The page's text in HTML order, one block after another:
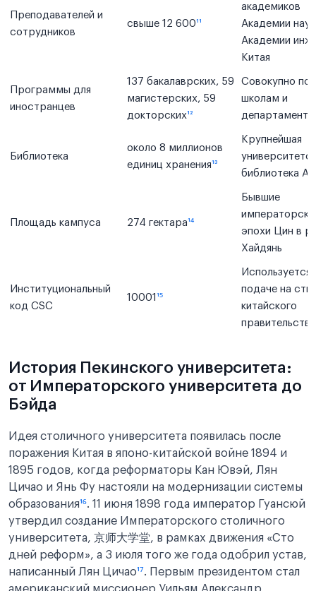
Преподавателей и
сотрудников
свыше 12 600¹¹
академиков
Академии
Академии
Китая
Программы для
иностранцев
137 бакалаврских, 59
магистерских, 59
докторских¹²
Совокупно по
школам и
Библиотека
около 8 миллионов
единиц хранения¹³
Крупнейшая
библиотека
Площадь кампуса 274 гектара¹⁴
Бывшие
эпохи Цин в
Хайдянь
Институциональный
код CSC
10001 ¹⁵
Используется
подаче на
китайского
правительства
История Пекинского университета:
от Императорского университета до
Бэйда
Идея столичного университета появилась после
поражения Китая в японо-китайской войне 1894 и
1895 годов, когда реформаторы Кан Ювэй, Лян
Цичао и Янь Фу настояли на модернизации системы
образования¹⁶. 11 июня 1898 года император Гуансюй
утвердил создание Императорского столичного
университета, 京师大学堂, в рамках движения «Сто
дней реформ», а 3 июля того же года одобрил устав,
написанный Лян Цичао¹⁷. Первым президентом стал
американский миссионер Уильям Александр